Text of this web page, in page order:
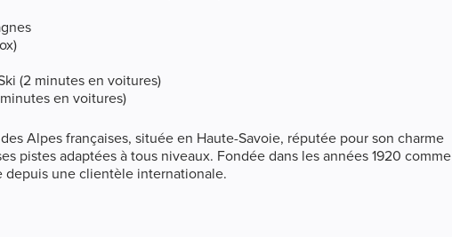
(2 minutes en voitures)
en voitures)
Alpes françaises, située en Haute-Savoie, réputée pour son charme
pistes adaptées à tous niveaux. Fondée dans les années 1920 comme
depuis une clientèle internationale.